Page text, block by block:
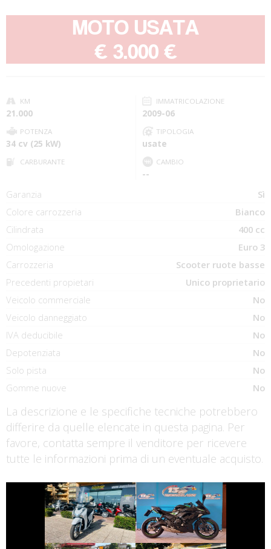
MOTO USATA
€ 3.000 €
KM
21.000
IMMATRICOLAZIONE
2009-06
POTENZA
34 cv (25 kW)
TIPOLOGIA
usate
CARBURANTE CAMBIO
--
Garanzia
Sì
Colore carrozzeria
Bianco
Cilindrata
400 cc
Omologazione
Euro 3
Carrozzeria
Scooter ruote basse
Precedenti propietari
Unico proprietario
Veicolo commerciale
No
Veicolo danneggiato
No
IVA deducibile
No
Depotenziata
No
Solo pista
No
Gomme nuove
No
La descrizione e le specifiche tecniche potrebbero
differire da quelle elencate in questa pagina. Per
favore, contatta sempre il venditore per ricevere
tutte le informazioni prima di un eventuale acquisto.
HONDA SH
KAWASAKI
NINJA-650
€ 2.150 € € 2.990 €